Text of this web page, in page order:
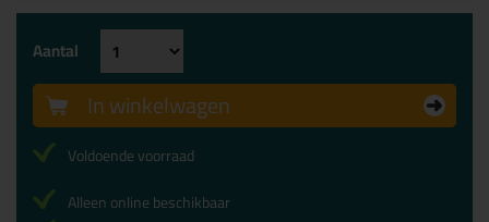
Aantal
In winkelwagen
Voldoende voorraad
Alleen online beschikbaar